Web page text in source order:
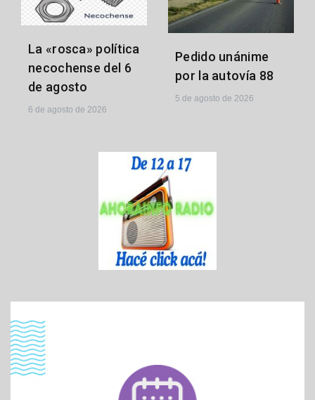
La «rosca» política
necochense del 6
de agosto
6 de agosto de 2026
Pedido unánime
por la autovía 88
5 de agosto de 2026